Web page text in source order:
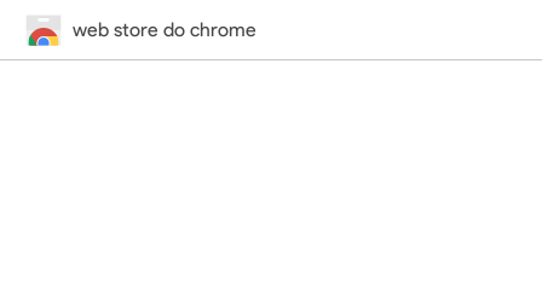
web store do chrome